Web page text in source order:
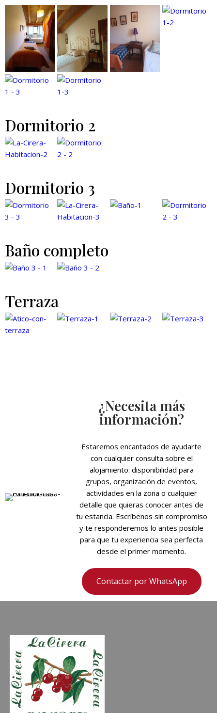
Dormitorio 2
Dormitorio 3
Baño completo
Terraza
¿Necesita más
información?
Estaremos encantados de ayudarte
con cualquier consulta sobre el
alojamiento: disponibilidad para
grupos, organización de eventos,
actividades en la zona o cualquier
detalle que quieras conocer antes de
tu estancia. Escríbenos sin compromiso
y te responderemos lo antes posible
para que tu experiencia sea perfecta
desde el primer momento.
Contactar por WhatsApp